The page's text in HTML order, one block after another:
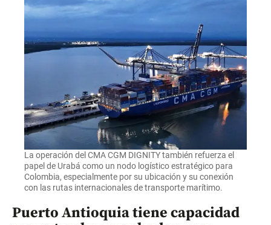
La operación del CMA CGM DIGNITY también refuerza el
papel de Urabá como un nodo logístico estratégico para
Colombia, especialmente por su ubicación y su conexión
con las rutas internacionales de transporte marítimo.
Puerto Antioquia tiene capacidad